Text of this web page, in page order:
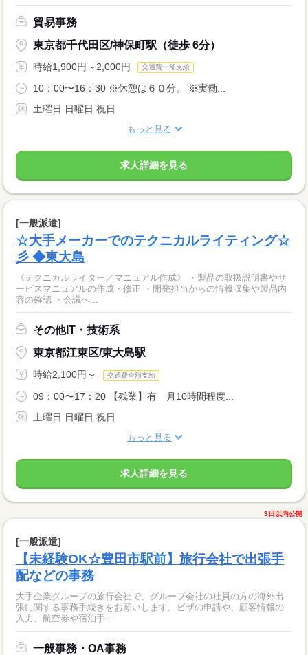
貿易事務
東京都千代田区/神保町駅（徒歩 6分）
時給1,900円～2,000円 交通費一部支給
10：00〜16：30 ※休憩は６０分。 ※実働...
土曜日 日曜日 祝日
もっと見る
求人詳細を見る
[一般派遣]
☆大手メーカーでのテクニカルライティング☆
彡 ◆東大島
《テクニカルライター／マニュアル作成》 ・製品の取扱説明書やサ
ービスマニュアルの作成・修正 ・開発担当からの情報収集や製品内
容の確認 ・会議へ...
その他IT・技術系
東京都江東区/東大島駅
時給2,100円～ 交通費全額支給
09：00〜17：20 【残業】有 月10時間程度...
土曜日 日曜日 祝日
もっと見る
求人詳細を見る
3日以内公開
[一般派遣]
【未経験OK☆豊田市駅前】旅行会社で出張手
配などの事務
大手企業グループの旅行会社で、グループ会社の社員の方の海外出
張に関する事務手続きをお願いします。ビザの申請や、顧客情報の
入力、航空券や宿泊手...
一般事務・OA事務